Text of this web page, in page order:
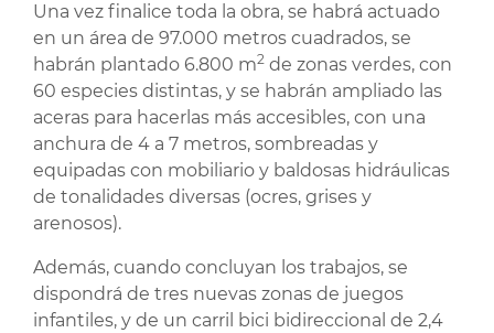
Una vez finalice toda la obra, se habrá actuado
en un área de 97.000 metros cuadrados, se
habrán plantado 6.800 m2 de zonas verdes, con
60 especies distintas, y se habrán ampliado las
aceras para hacerlas más accesibles, con una
anchura de 4 a 7 metros, sombreadas y
equipadas con mobiliario y baldosas hidráulicas
de tonalidades diversas (ocres, grises y
arenosos).
Además, cuando concluyan los trabajos, se
dispondrá de tres nuevas zonas de juegos
infantiles, y de un carril bici bidireccional de 2,4